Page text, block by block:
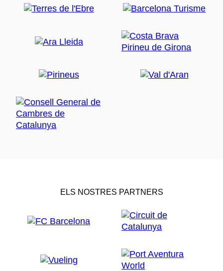
ELS NOSTRES PARTNERS